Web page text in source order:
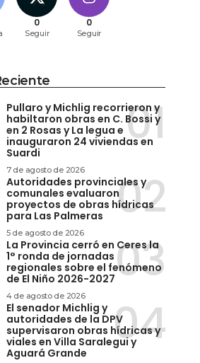
0
Seguir
0
Seguir
Pullaro y Michlig recorrieron y
habiltaron obras en C. Bossi y
en 2 Rosas y La legua e
inauguraron 24 viviendas en
Suardi
7 de agosto de 2026
Autoridades provinciales y
comunales evaluaron
proyectos de obras hídricas
para Las Palmeras
5 de agosto de 2026
La Provincia cerró en Ceres la
1° ronda de jornadas
regionales sobre el fenómeno
de El Niño 2026-2027
4 de agosto de 2026
El senador Michlig y
autoridades de la DPV
supervisaron obras hídricas y
viales en Villa Saralegui y
Aguará Grande